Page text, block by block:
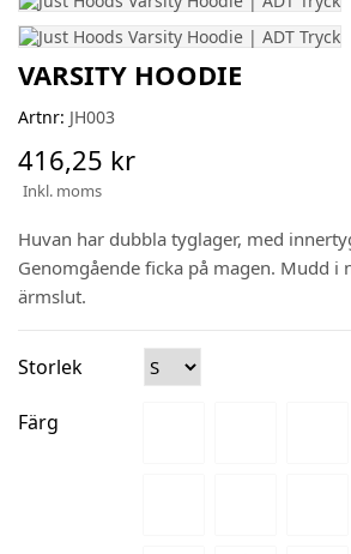
VARSITY HOODIE
Artnr: JH003
416,25 kr
Inkl. moms
Huvan har dubbla tyglager, med
Genomgående ficka på magen. Mudd i
ärmslut.
Storlek
Färg